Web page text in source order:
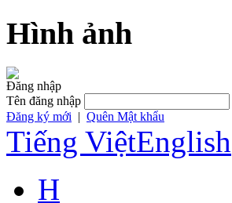
Hình ảnh
Đăng nhập
Tên đăng nhập
Đăng ký mới | Quên Mật khẩu
Tiếng ViệtEnglish
H